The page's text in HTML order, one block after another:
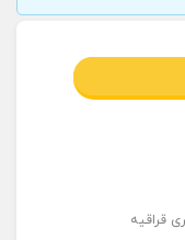
قراقیه